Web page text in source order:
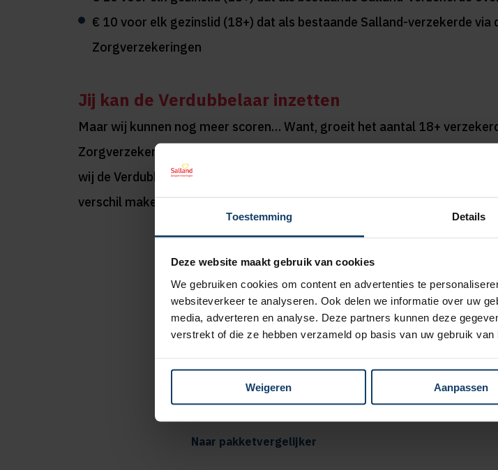
Toestemming Details
Deze website maakt gebruik van cookies
We gebruiken cookies om content en advertenties te
websiteverkeer te analyseren. Ook delen we informatie over uw
media, adverteren en analyse. Deze partners kunnen deze
verstrekt of die ze hebben verzameld op basis van uw gebruik van
Weigeren Aanpassen
€ 10 voor elk gezinslid (18+) dat als bestaande Salland-verzekerde
Zorgverzekeringen
Jij kan de Verdubbelaar inzetten
Maar wij kunnen nog meer scoren… Want, groeit het aantal 18+
Zorgverzekeringen de Verdubbelaar in.
wij de Verdubbelaar verdienen; door te blijven, in te stappen of door
verschil maken.
Extra korting
8% korting op alle aanvullende en
5 extra fysiotherapiebehandelingen bij
pakketten Extra of Plus
Naar pakketvergelijker